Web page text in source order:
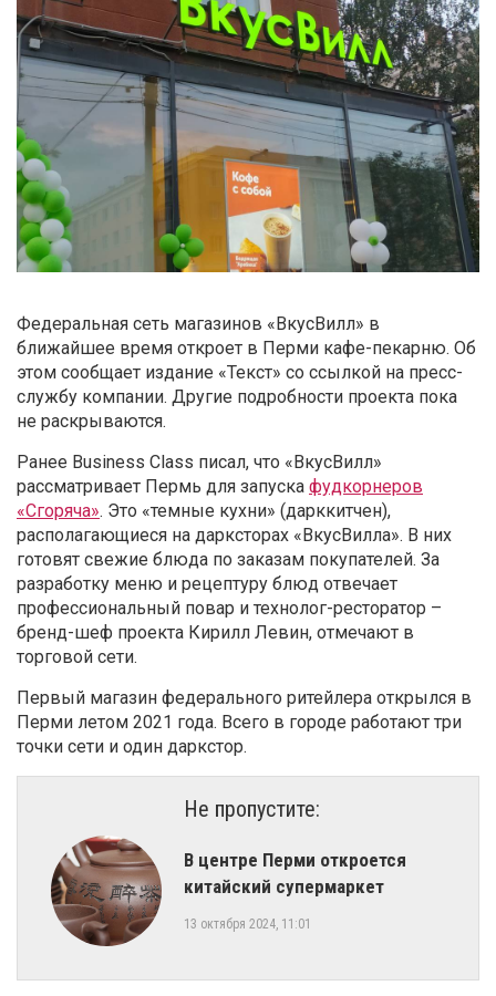
Федеральная сеть магазинов «ВкусВилл» в
ближайшее время откроет в Перми кафе-пекарню. Об
этом сообщает издание «Текст» со ссылкой на пресс-
службу компании. Другие подробности проекта пока
не раскрываются.
Ранее Business Class писал, что «ВкусВилл»
рассматривает Пермь для запуска фудкорнеров
«Сгоряча». Это «темные кухни» (дарккитчен),
располагающиеся на дарксторах «ВкусВилла». В них
готовят свежие блюда по заказам покупателей. За
разработку меню и рецептуру блюд отвечает
профессиональный повар и технолог-ресторатор –
бренд-шеф проекта Кирилл Левин, отмечают в
торговой сети.
Первый магазин федерального ритейлера открылся в
Перми летом 2021 года. Всего в городе работают три
точки сети и один даркстор.
Не пропустите:
​В центре Перми откроется
китайский супермаркет
13 октября 2024, 11:01